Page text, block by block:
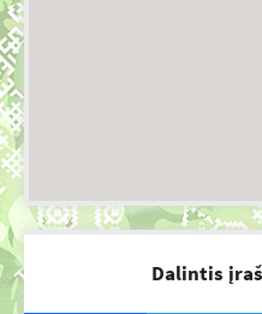
Dalintis